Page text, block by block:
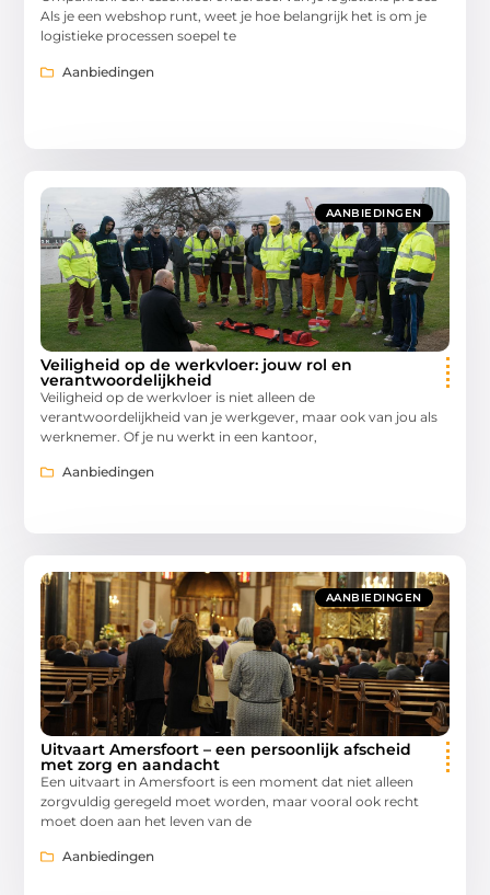
Als je een webshop runt, weet je hoe belangrijk het is om je
logistieke processen soepel te
Aanbiedingen
AANBIEDINGEN
Veiligheid op de werkvloer: jouw rol en
verantwoordelijkheid
Veiligheid op de werkvloer is niet alleen de
verantwoordelijkheid van je werkgever, maar ook van jou als
werknemer. Of je nu werkt in een kantoor,
Aanbiedingen
AANBIEDINGEN
Uitvaart Amersfoort – een persoonlijk afscheid
met zorg en aandacht
Een uitvaart in Amersfoort is een moment dat niet alleen
zorgvuldig geregeld moet worden, maar vooral ook recht
moet doen aan het leven van de
Aanbiedingen